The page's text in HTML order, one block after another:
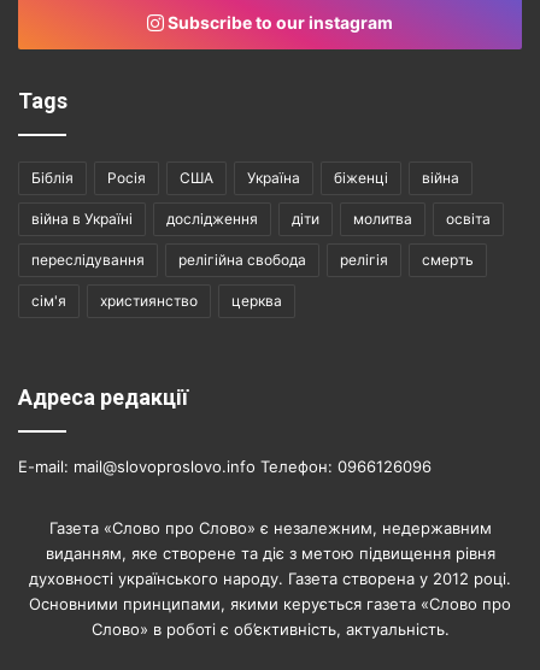
Subscribe to our instagram
Tags
Біблія Росія США Україна біженці війна
війна в Україні дослідження діти молитва освіта
переслідування релігійна свобода релігія смерть
сім'я християнство церква
Адреса редакції
E-mail: mail@slovoproslovo.info Телефон: 0966126096
Газета «Слово про Слово» є незалежним, недержавним
виданням, яке створене та діє з метою підвищення рівня
духовності українського народу. Газета створена у 2012 році.
Основними принципами, якими керується газета «Слово про
Слово» в роботі є об’єктивність, актуальність.